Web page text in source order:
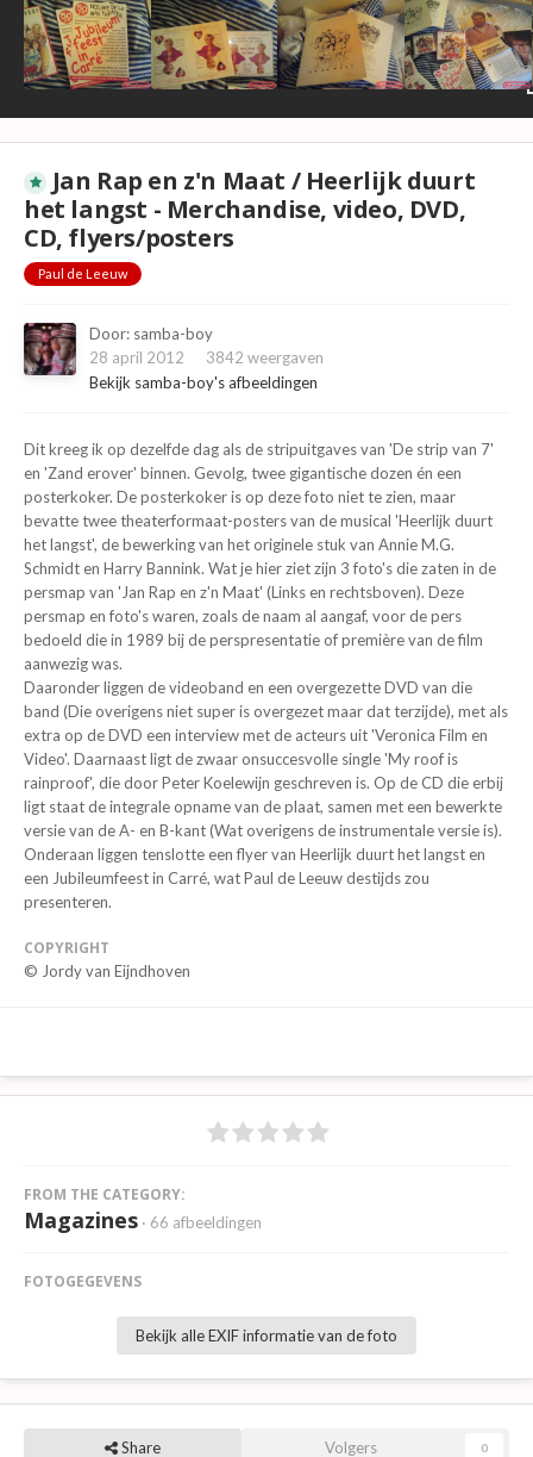
Jan Rap en z'n Maat / Heerlijk duurt
het langst - Merchandise, video, DVD,
CD, flyers/posters
Paul de Leeuw
Door: samba-boy
28 april 2012
3842 weergaven
Bekijk samba-boy's afbeeldingen
Dit kreeg ik op dezelfde dag als de stripuitgaves van 'De strip van 7'
en 'Zand erover' binnen. Gevolg, twee gigantische dozen én een
posterkoker. De posterkoker is op deze foto niet te zien, maar
bevatte twee theaterformaat-posters van de musical 'Heerlijk duurt
het langst', de bewerking van het originele stuk van Annie M.G.
Schmidt en Harry Bannink. Wat je hier ziet zijn 3 foto's die zaten in de
persmap van 'Jan Rap en z'n Maat' (Links en rechtsboven). Deze
persmap en foto's waren, zoals de naam al aangaf, voor de pers
bedoeld die in 1989 bij de perspresentatie of première van de film
aanwezig was.
Daaronder liggen de videoband en een overgezette DVD van die
band (Die overigens niet super is overgezet maar dat terzijde), met als
extra op de DVD een interview met de acteurs uit 'Veronica Film en
Video'. Daarnaast ligt de zwaar onsuccesvolle single 'My roof is
rainproof', die door Peter Koelewijn geschreven is. Op de CD die erbij
ligt staat de integrale opname van de plaat, samen met een bewerkte
versie van de A- en B-kant (Wat overigens de instrumentale versie is).
Onderaan liggen tenslotte een flyer van Heerlijk duurt het langst en
een Jubileumfeest in Carré, wat Paul de Leeuw destijds zou
presenteren.
COPYRIGHT
© Jordy van Eijndhoven
FROM THE CATEGORY:
Magazines · 66 afbeeldingen
FOTOGEGEVENS
Bekijk alle EXIF informatie van de foto
Share Volgers 0